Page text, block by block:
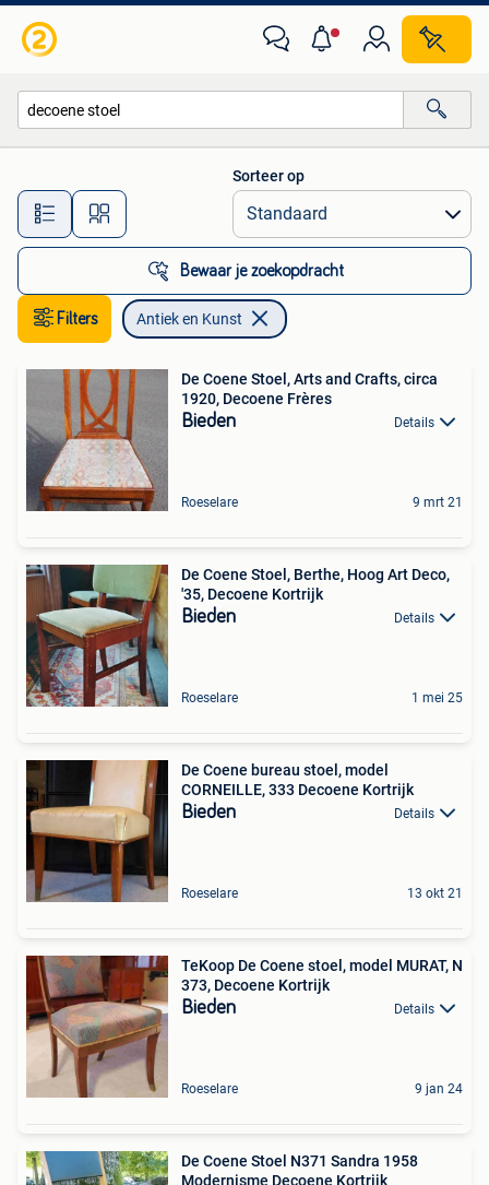
Alle afstanden…
Sorteer op
Bewaar je zoekopdracht
Filters Antiek en Kunst
De Coene Stoel, Arts and Crafts, circa
1920, Decoene Frères
Bieden Details
Roeselare 9 mrt 21
De Coene Stoel, Berthe, Hoog Art Deco,
'35, Decoene Kortrijk
Bieden Details
Roeselare 1 mei 25
De Coene bureau stoel, model
CORNEILLE, 333 Decoene Kortrijk
Bieden Details
Roeselare 13 okt 21
TeKoop De Coene stoel, model MURAT, N
373, Decoene Kortrijk
Bieden Details
Roeselare 9 jan 24
De Coene Stoel N371 Sandra 1958
Modernisme Decoene Kortrijk